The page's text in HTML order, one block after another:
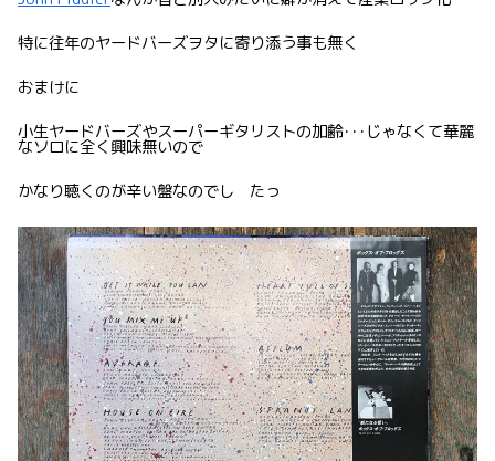
特に往年のヤードバーズヲタに寄り添う事も無く
おまけに
小生ヤードバーズやスーパーギタリストの加齢･･･じゃなくて華麗
なソロに全く興味無いので
かなり聴くのが辛い盤なのでし たっ